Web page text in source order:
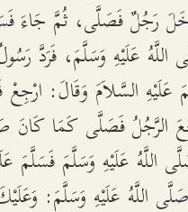
رَجُلٌ فَصَلَّى، ثُمَّ جَاءَ
عَلَيْهِ وَسَلَّمَ، فَرَدَّ
عَلَيْهِ السَّلاَمَ وَقَالَ:
الرَّجُلُ فَصَلَّى كَمَا كَانَ
اللَّهُ عَلَيْهِ وَسَلَّمَ فَسَلَّمَ
اللَّهُ عَلَيْهِ وَسَلَّمَ: